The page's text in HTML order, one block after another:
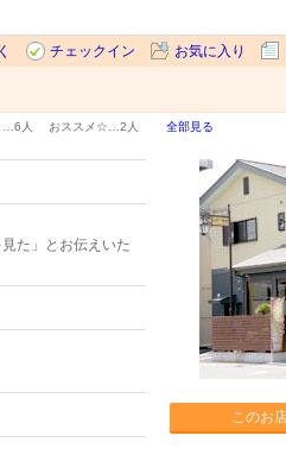
チェックイン お気に入り
6人 おススメ☆… 2人 全部見る
た」とお伝えいた
このお